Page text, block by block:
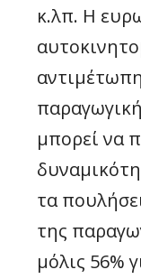
κ.λπ. Η
μπορεί να
τα
της
μόλις 56%